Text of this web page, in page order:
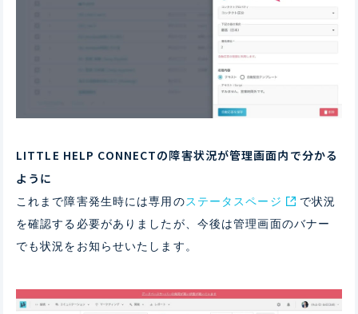
LITTLE HELP CONNECTの障害状況が管理画面内で分かる
ように
これまで障害発生時には専用のステータスページ
で状況
を確認する必要がありましたが、今後は管理画面のバナー
でも状況をお知らせいたします。